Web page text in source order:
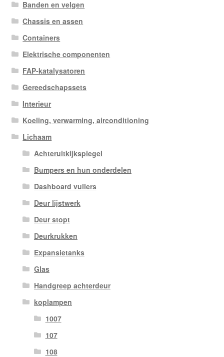
Banden en velgen
Chassis en assen
Containers
Elektrische componenten
FAP-katalysatoren
Gereedschapssets
Interieur
Koeling, verwarming, airconditioning
Lichaam
Achteruitkijkspiegel
Bumpers en hun onderdelen
Dashboard vullers
Deur lijstwerk
Deur stopt
Deurkrukken
Expansietanks
Glas
Handgreep achterdeur
koplampen
1007
107
108